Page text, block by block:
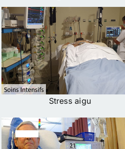
Stress aigu